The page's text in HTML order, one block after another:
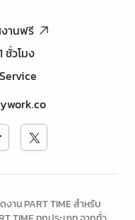
งานฟรี
ชั่วโมง
าน PART TIME สำหรับ